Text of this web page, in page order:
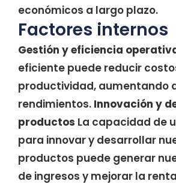
económicos a largo plazo.
Factores internos
Gestión y eficiencia
eficiente puede reducir
productividad, aumentando
rendimientos. Innovación y
productos La capacidad de
para innovar y desarrollar
productos puede generar
de ingresos y mejorar la